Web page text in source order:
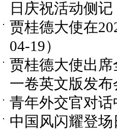
日庆祝活动侧
贾桂德大使在
04-19）
贾桂德大使出
一卷英文版发布
青年外交官对话
中国风闪耀登场